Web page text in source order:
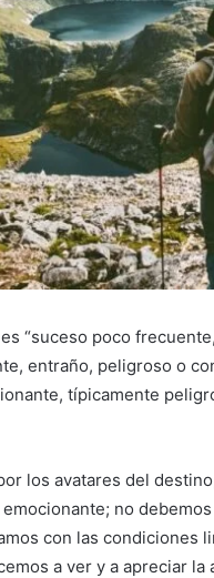
“suceso poco
entraño, peligroso o
típicamente
los avatares del
no
con las condiciones
a ver y a apreciar la